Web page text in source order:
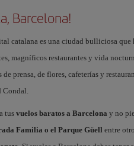
Barcelona!
catalana es una ciudad bulliciosa
magníficos restaurantes y vida
de prensa, de flores, cafeterías y
Condal.
tusvuelos baratos a Barcelona y no
Familia o el Parque Güell entre